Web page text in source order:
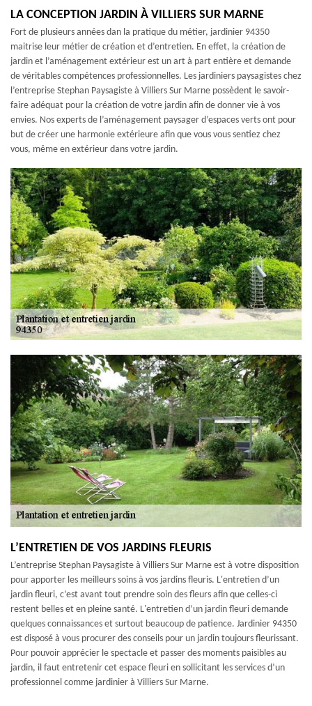
LA CONCEPTION JARDIN À VILLIERS SUR MARNE
Fort de plusieurs années dan la pratique du métier, jardinier 94350
maitrise leur métier de création et d’entretien. En effet, la création de
jardin et l’aménagement extérieur est un art à part entière et demande
de véritables compétences professionnelles. Les jardiniers paysagistes chez
l’entreprise Stephan Paysagiste à Villiers Sur Marne possèdent le savoir-
faire adéquat pour la création de votre jardin afin de donner vie à vos
envies. Nos experts de l’aménagement paysager d’espaces verts ont pour
but de créer une harmonie extérieure afin que vous vous sentiez chez
vous, même en extérieur dans votre jardin.
L’ENTRETIEN DE VOS JARDINS FLEURIS
L’entreprise Stephan Paysagiste à Villiers Sur Marne est à votre disposition
pour apporter les meilleurs soins à vos jardins fleuris. L'entretien d’un
jardin fleuri, c’est avant tout prendre soin des fleurs afin que celles-ci
restent belles et en pleine santé. L'entretien d’un jardin fleuri demande
quelques connaissances et surtout beaucoup de patience. Jardinier 94350
est disposé à vous procurer des conseils pour un jardin toujours fleurissant.
Pour pouvoir apprécier le spectacle et passer des moments paisibles au
jardin, il faut entretenir cet espace fleuri en sollicitant les services d’un
professionnel comme jardinier à Villiers Sur Marne.